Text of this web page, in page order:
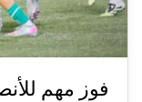
فوز مهم